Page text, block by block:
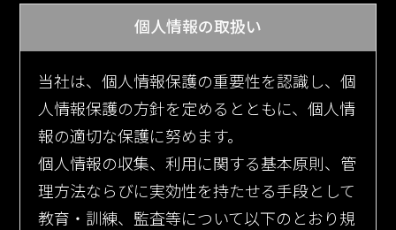
個人情報の取扱い
当社は、個人情報保護の重要性を認識し、個
人情報保護の方針を定めるとともに、個人情
報の適切な保護に努めます。
個人情報の収集、利用に関する基本原則、管
理方法ならびに実効性を持たせる手段として
教育・訓練、監査等について以下のとおり規